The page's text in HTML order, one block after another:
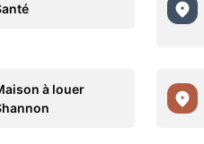
à louer